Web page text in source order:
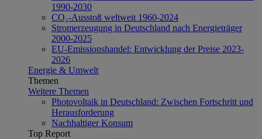
1990-2030
CO₂-Ausstoß weltweit 1960-2024
Stromerzeugung in Deutschland nach Energieträger
2000-2025
EU-Emissionshandel: Entwicklung der Preise 2023-
2026
Energie & Umwelt
Themen
Weitere Themen
Photovoltaik in Deutschland: Zwischen Fortschritt und
Herausforderung
Nachhaltiger Konsum
Top Report